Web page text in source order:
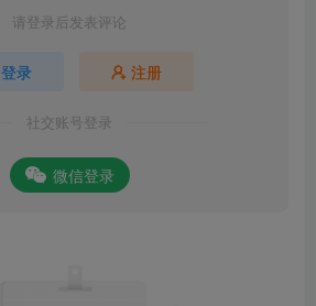
请登录后发表评论
登录 注册
社交账号登录
微信登录